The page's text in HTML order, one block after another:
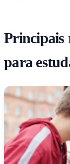
Principais
para